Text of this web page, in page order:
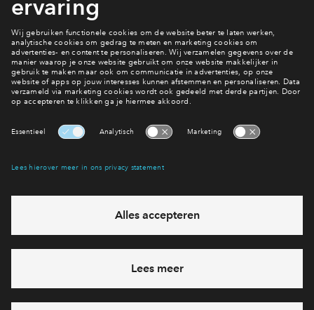
effect. Want met witte muren is het lastig om sfeer te creëren
Meer nieuws lezen
eventuele projecten
Ja, ik wil mij aanmelden
Heb je een vraag en wil je direct antwoord? Bel ons op088
712 26 49